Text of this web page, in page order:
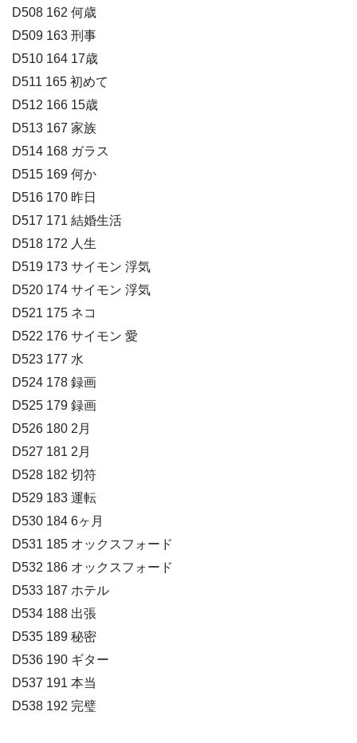
D508 162 何歳
D509 163 刑事
D510 164 17歳
D511 165 初めて
D512 166 15歳
D513 167 家族
D514 168 ガラス
D515 169 何か
D516 170 昨日
D517 171 結婚生活
D518 172 人生
D519 173 サイモン 浮気
D520 174 サイモン 浮気
D521 175 ネコ
D522 176 サイモン 愛
D523 177 水
D524 178 録画
D525 179 録画
D526 180 2月
D527 181 2月
D528 182 切符
D529 183 運転
D530 184 6ヶ月
D531 185 オックスフォード
D532 186 オックスフォード
D533 187 ホテル
D534 188 出張
D535 189 秘密
D536 190 ギター
D537 191 本当
D538 192 完璧